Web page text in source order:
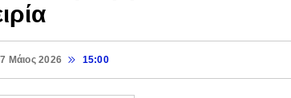
Μάιος 2026 15:00